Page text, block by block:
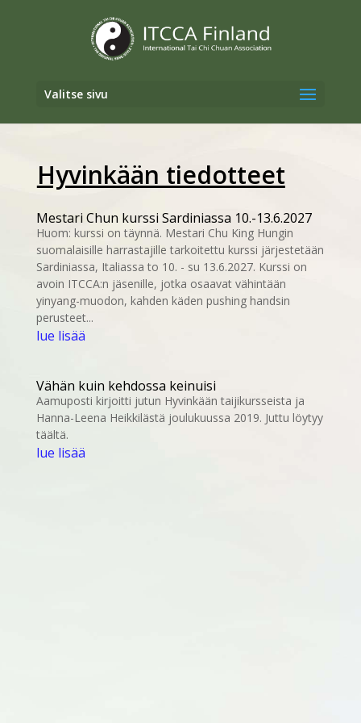
Valitse sivu
Hyvinkään tiedotteet
Mestari Chun kurssi Sardiniassa 10.-13.6.2027
Huom: kurssi on täynnä. Mestari Chu King Hungin
suomalaisille harrastajille tarkoitettu kurssi järjestetään
Sardiniassa, Italiassa to 10. - su 13.6.2027. Kurssi on
avoin ITCCA:n jäsenille, jotka osaavat vähintään
yinyang-muodon, kahden käden pushing handsin
perusteet...
lue lisää
Vähän kuin kehdossa keinuisi
Aamuposti kirjoitti jutun Hyvinkään taijikursseista ja
Hanna-Leena Heikkilästä joulukuussa 2019. Juttu löytyy
täältä.
lue lisää